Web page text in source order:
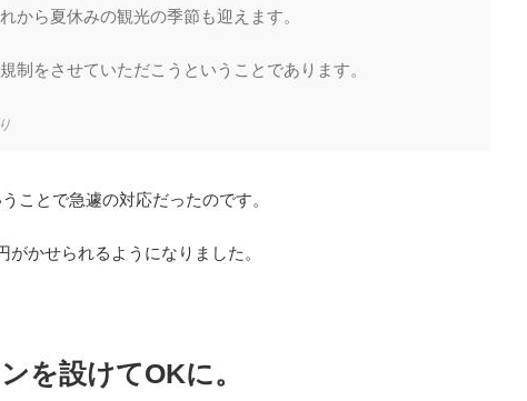
から夏休みの観光の季節も迎えます。
制をさせていただこうということであります。
ことで急遽の対応だったのです。
かせられるようになりました。
を設けてOKに。